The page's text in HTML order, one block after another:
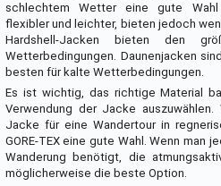
schlechtem Wetter eine gute
flexibler und leichter, bieten jedoch
Hardshell-Jacken bieten den
Wetterbedingungen. Daunenjacken
besten für kalte Wetterbedingungen.
Es ist wichtig, das richtige Material
Verwendung der Jacke
Jacke für eine Wandertour in
GORE-TEX eine gute Wahl. Wenn
Wanderung benötigt, die
möglicherweise die beste Option.